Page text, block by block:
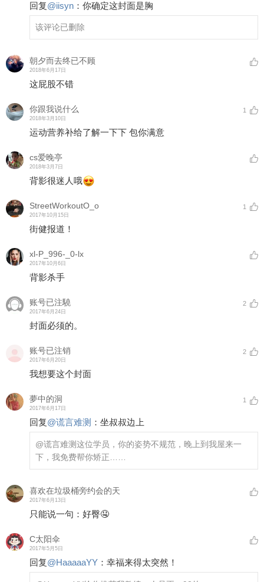
回复@iisyn ： 你确定这封面是胸
该评论已删除
朝夕而去终已不顾
2018年6月17日
这屁股不错
你跟我说什么
2018年3月10日
1
运动营养补给了解一下下 包你满意
cs爱晚亭
2018年3月7日
背影很迷人哦
StreetWorkoutO_o
2017年10月15日
1
街健报道！
xl-P_996-_0-lx
2017年10月6日
背影杀手
账号已注驍
2017年6月24日
2
封面必须的。
账号已注销
2017年6月20日
2
我想要这个封面
夢中的洞
2017年6月17日
1
回复@谎言难测 ： 坐叔叔边上
@谎言难测这位学员，你的姿势不规范，晚上到我屋来一
下，我免费帮你矫正……
喜欢在垃圾桶旁约会的天
2017年6月13日
只能说一句：好臀🤤
C太阳伞
2017年5月5日
回复@HaaaaaYY ： 幸福来得太突然！